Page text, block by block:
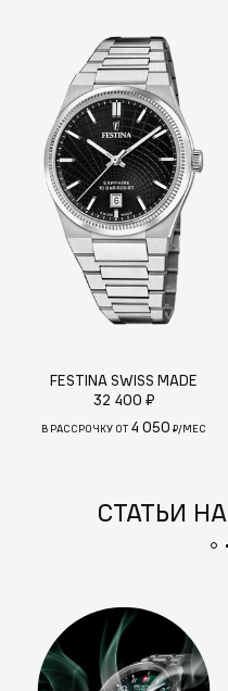
FESTINA SWISS MADE
32 400 ₽
В РАССРОЧКУ ОТ 4 050 ₽/МЕС
СТАТЬИ